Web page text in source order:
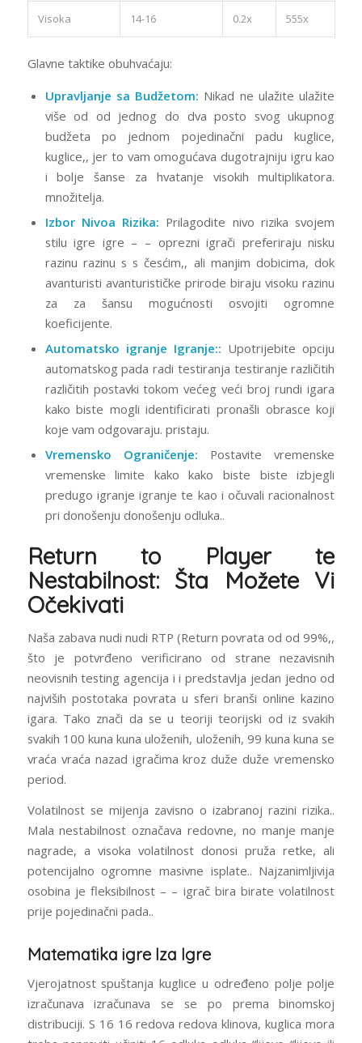
Visoka 14-16 0.2x 555x
Glavne taktike obuhvaćaju:
Upravljanje sa Budžetom: Nikad ne ulažite ulažite
više od od jednog do dva posto svog ukupnog
budžeta po jednom pojedinačni padu kuglice,
kuglice,, jer to vam omogućava dugotrajniju igru kao
i bolje šanse za hvatanje visokih multiplikatora.
množitelja.
Izbor Nivoa Rizika: Prilagodite nivo rizika svojem
stilu igre igre – – oprezni igrači preferiraju nisku
razinu razinu s s česćim,, ali manjim dobicima, dok
avanturisti avanturističke prirode biraju visoku razinu
za za šansu mogućnosti osvojiti ogromne
koeficijente.
Automatsko igranje Igranje:: Upotrijebite opciju
automatskog pada radi testiranja testiranje različitih
različitih postavki tokom većeg veći broj rundi igara
kako biste mogli identificirati pronašli obrasce koji
koje vam odgovaraju. pristaju.
Vremensko Ograničenje: Postavite vremenske
vremenske limite kako kako biste biste izbjegli
predugo igranje igranje te kao i očuvali racionalnost
pri donošenju donošenju odluka..
Return to Player te
Nestabilnost: Šta Možete Vi
Očekivati
Naša zabava nudi nudi RTP (Return povrata od od 99%,,
što je potvrđeno verificirano od strane nezavisnih
neovisnih testing agencija i i predstavlja jedan jedno od
najviših postotaka povrata u sferi branši online kazino
igara. Tako znači da se u teoriji teorijski od iz svakih
svakih 100 kuna kuna uloženih, uloženih, 99 kuna kunа se
vraća vraća nazad igračima kroz duže duže vremensko
period.
Volatilnost se mijenja zavisno o izabranoj razini rizika..
Mala nestabilnost označava redovne, no manje manje
nagrade, a visoka volatilnost donosi pruža retke, ali
potencijalno ogromne masivne isplate.. Najzanimljivija
osobina je fleksibilnost – – igrač bira birate volatilnost
prije pojedinačni pada..
Matematika igre Iza Igre
Vjerojatnost spuštanja kuglice u određeno polje polje
izračunava izračunava se se po prema binomskoj
distribuciji. S 16 16 redova redova klinova, kuglica mora